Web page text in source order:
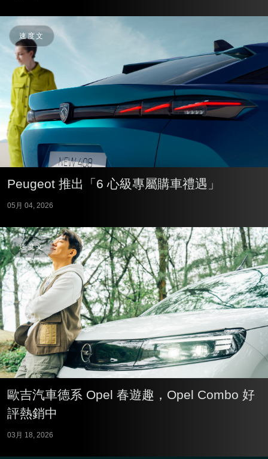
速度文
Peugeot 推出「6 心級專屬購車禮遇」
05月 04, 2026
速度文
歐吉汽車德系 Opel 春遊趣，Opel Combo 好
評熱銷中
03月 18, 2026